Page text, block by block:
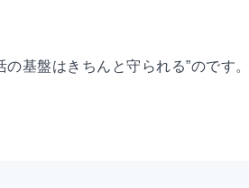
基盤はきちんと守られる”のです